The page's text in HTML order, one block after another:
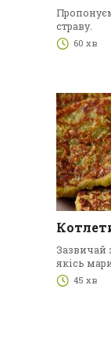
страву.
60 хв
Зазвичай
якісь
45 хв